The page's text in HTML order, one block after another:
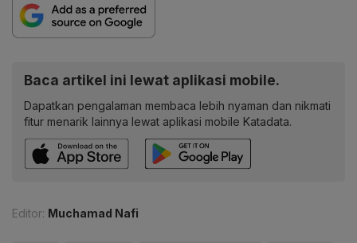
Baca artikel ini lewat aplikasi mobile.
Dapatkan pengalaman membaca lebih nyaman dan nikmati
fitur menarik lainnya lewat aplikasi mobile Katadata.
Editor: Muchamad Nafi